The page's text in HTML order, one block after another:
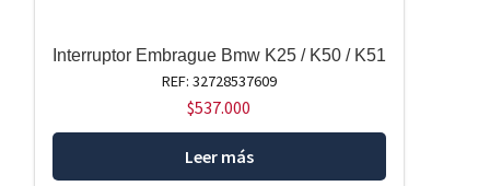
Interruptor Embrague Bmw K25 / K50 / K51
REF: 32728537609
$537.000
Leer más